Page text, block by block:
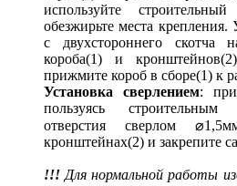
используйте
обезжирьте места
с двухстороннего скотча
короба(1) и
прижмите короб в сборе(1) к
Установка сверлением:
пользуясь
отверстия сверлом
кронштейнах(2) и закрепите
!!! Для нормальной работы